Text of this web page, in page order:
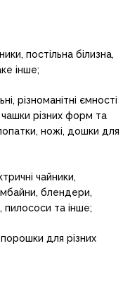
постільна білизна,
інше;
різноманітні ємності
чашки різних форм та
ножі, дошки для
чайники,
блендери,
пилососи та інше;
порошки для різних